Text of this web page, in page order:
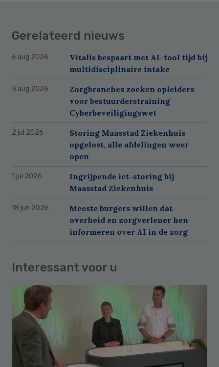
Gerelateerd nieuws
6 aug 2026
Vitalis bespaart met AI-tool tijd bij
multidisciplinaire intake
3 aug 2026
Zorgbranches zoeken opleiders
voor bestuurderstraining
Cyberbeveiligingswet
2 jul 2026
Storing Maasstad Ziekenhuis
opgelost, alle afdelingen weer
open
1 jul 2026
Ingrijpende ict-storing bij
Maasstad Ziekenhuis
18 jun 2026
Meeste burgers willen dat
overheid en zorgverlener hen
informeren over AI in de zorg
Interessant voor u